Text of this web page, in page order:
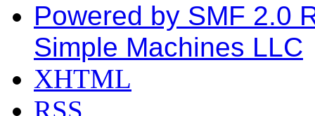
Powered by SMF 2.0
Simple Machines LLC
XHTML